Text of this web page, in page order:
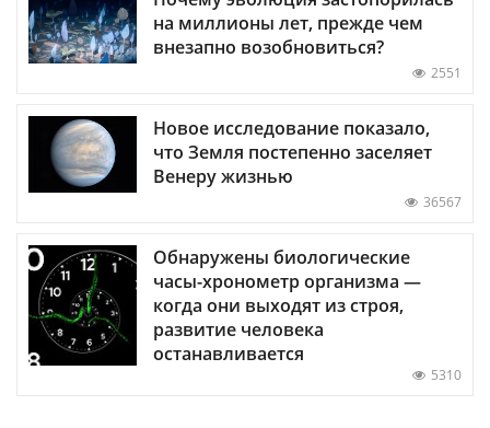
на миллионы лет, прежде чем
внезапно возобновиться?
2551
Новое исследование показало,
что Земля постепенно заселяет
Венеру жизнью
36567
Обнаружены биологические
часы-хронометр организма —
когда они выходят из строя,
развитие человека
останавливается
5310